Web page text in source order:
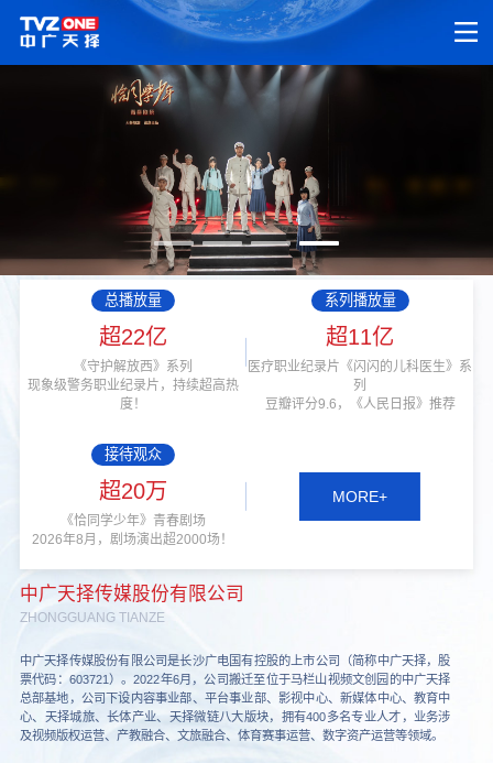
总播放量
超22亿
《守护解放西》系列
现象级警务职业纪录片，持续超高热
度！
系列播放量
超11亿
医疗职业纪录片《闪闪的儿科医生》系
列
豆瓣评分9.6，《人民日报》推荐
接待观众
超20万
《恰同学少年》青春剧场
2026年8月，剧场演出超2000场！
MORE+
中广天择传媒股份有限公司
ZHONGGUANG TIANZE
中广天择传媒股份有限公司是长沙广电国有控股的上市公司（简称中广天择，股
票代码：603721）。2022年6月，公司搬迁至位于马栏山视频文创园的中广天择
总部基地，公司下设内容事业部、平台事业部、影视中心、新媒体中心、教育中
心、天择城旅、长体产业、天择微链八大版块，拥有400多名专业人才，业务涉
及视频版权运营、产教融合、文旅融合、体育赛事运营、数字资产运营等领域。